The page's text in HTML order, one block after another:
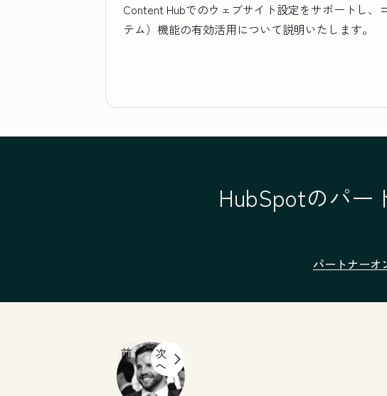
Content Hubでのウェブサイト設定をサポートし
テム）機能の有効活用について説明いたします。
HubSpotのパー
パートナーオ
前
へ
次
へ